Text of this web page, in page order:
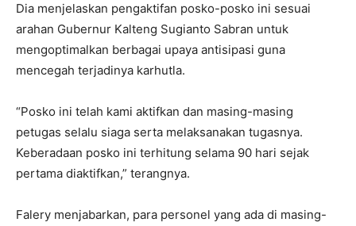
Dia menjelaskan pengaktifan posko-posko ini sesuai
arahan Gubernur Kalteng Sugianto Sabran untuk
mengoptimalkan berbagai upaya antisipasi guna
mencegah terjadinya karhutla.
“Posko ini telah kami aktifkan dan masing-masing
petugas selalu siaga serta melaksanakan tugasnya.
Keberadaan posko ini terhitung selama 90 hari sejak
pertama diaktifkan,” terangnya.
Falery menjabarkan, para personel yang ada di masing-